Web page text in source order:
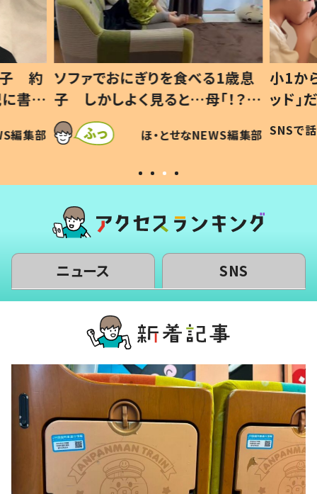
歳息
？」
編集部
小1から不登校、息子は「ギフテ
ッド」だった 父が“ウチ給食”を
作り続ける理由とは #令和の親
#令和の子
SNSで話題 ほ・とせなNEWS編集部
ひ孫
が、抱
「涙
い」
ニュース SNS